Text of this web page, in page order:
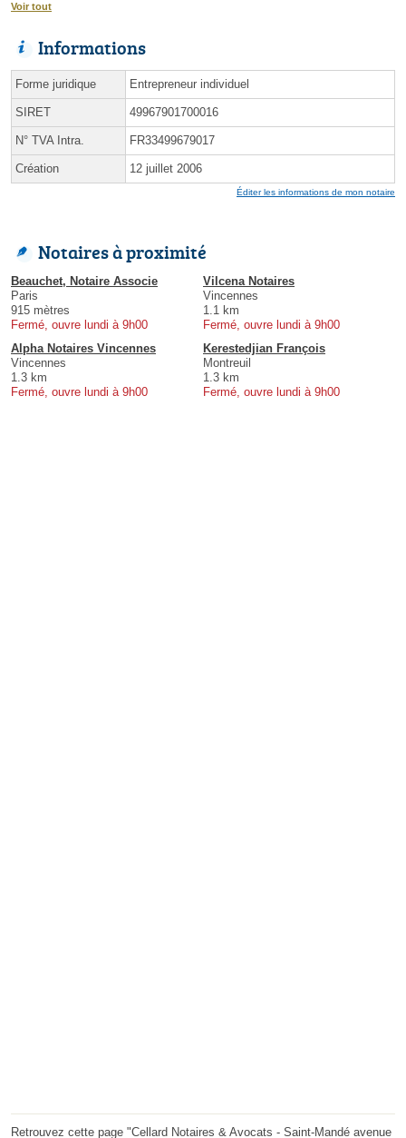
Voir tout
Informations
Forme juridique Entrepreneur individuel
SIRET 49967901700016
N° TVA Intra. FR33499679017
Création 12 juillet 2006
Éditer les informations de mon notaire
Notaires à proximité
Beauchet, Notaire Associe
Paris
915 mètres
Fermé, ouvre lundi à 9h00
Vilcena Notaires
Vincennes
1.1 km
Fermé, ouvre lundi à 9h00
Alpha Notaires Vincennes
Vincennes
1.3 km
Fermé, ouvre lundi à 9h00
Kerestedjian François
Montreuil
1.3 km
Fermé, ouvre lundi à 9h00
Retrouvez cette page "Cellard Notaires & Avocats - Saint-Mandé avenue